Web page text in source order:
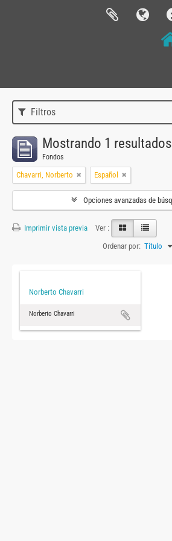
Filtros
Mostrando 1 resultados
Fondos
Chavarri, Norberto Español
Opciones avanzadas de
Imprimir vista previa
Ver :
Ordenar por: Título
Norberto Chavarri
Norberto Chavarri